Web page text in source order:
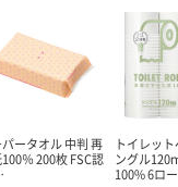
ゴへ カ
ータオル 中判 再
％ 200枚 FSC認
トイレッ
ングル
100% 6ロ